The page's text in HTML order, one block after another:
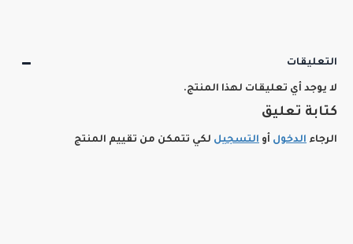
التعليقات
لا يوجد أي تعليقات لهذا المنتج.
كتابة تعليق
الرجاء الدخول أو التسجيل لكي تتمكن من تقييم المنتج